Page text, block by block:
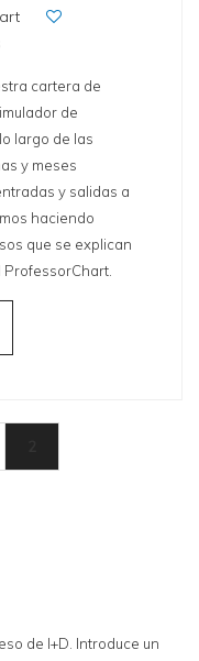
cartera de
de
largo de las
y meses
y salidas a
haciendo
que se explican
de I+D. Introduce un